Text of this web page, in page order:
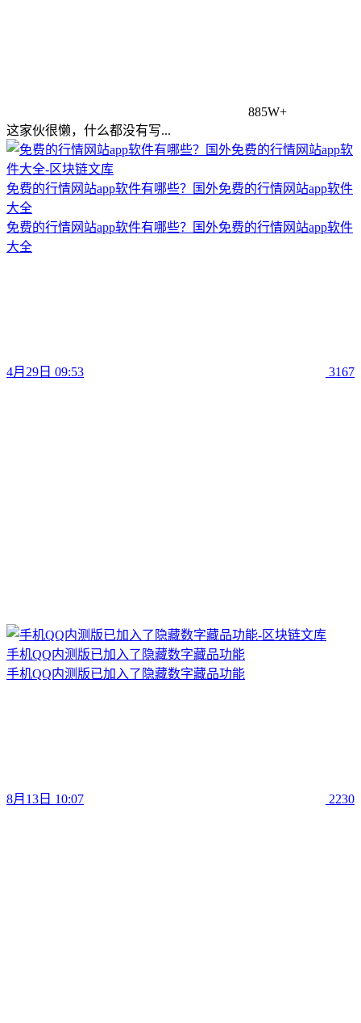
885W+
这家伙很懒，什么都没有写...
免费的行情网站app软件有哪些？国外免费的行情网站app软件
大全
免费的行情网站app软件有哪些？国外免费的行情网站app软件
大全
4月29日 09:53 3167
手机QQ内测版已加入了隐藏数字藏品功能
手机QQ内测版已加入了隐藏数字藏品功能
8月13日 10:07 2230